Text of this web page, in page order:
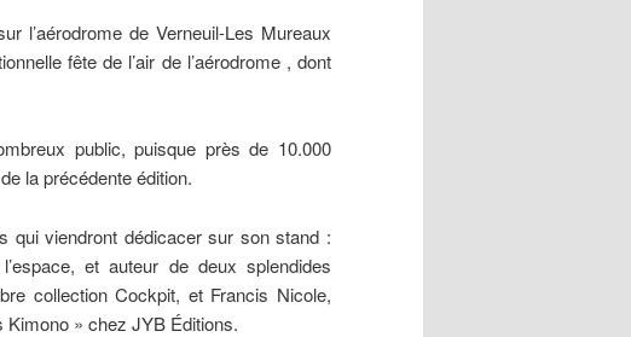
l’aérodrome de Verneuil-Les Mureaux
fête de l’air de l’aérodrome , dont
public, puisque près de 10.000
la précédente édition.
qui viendront dédicacer sur son stand :
et auteur de deux splendides
collection Cockpit, et Francis Nicole,
» chez JYB Éditions.